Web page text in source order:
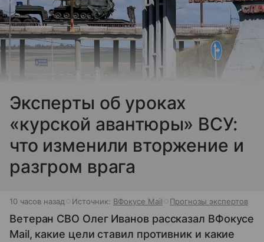
Эксперты об уроках
«курской авантюры» ВСУ:
что изменили вторжение и
разгром врага
10 часов назад Источник: ВФокусе Mail Прогнозы экспертов
Ветеран СВО Олег Иванов рассказал ВФокусе
Mail, какие цели ставил противник и какие